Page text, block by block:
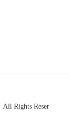
All Rights Reser